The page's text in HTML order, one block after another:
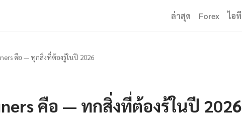
ล่าสุด Forex ไอที
คือ — ทุกสิ่งที่ต้องรู้ในปี 2026
คือ — ทุกสิ่งที่ต้องรู้ในปี 2026